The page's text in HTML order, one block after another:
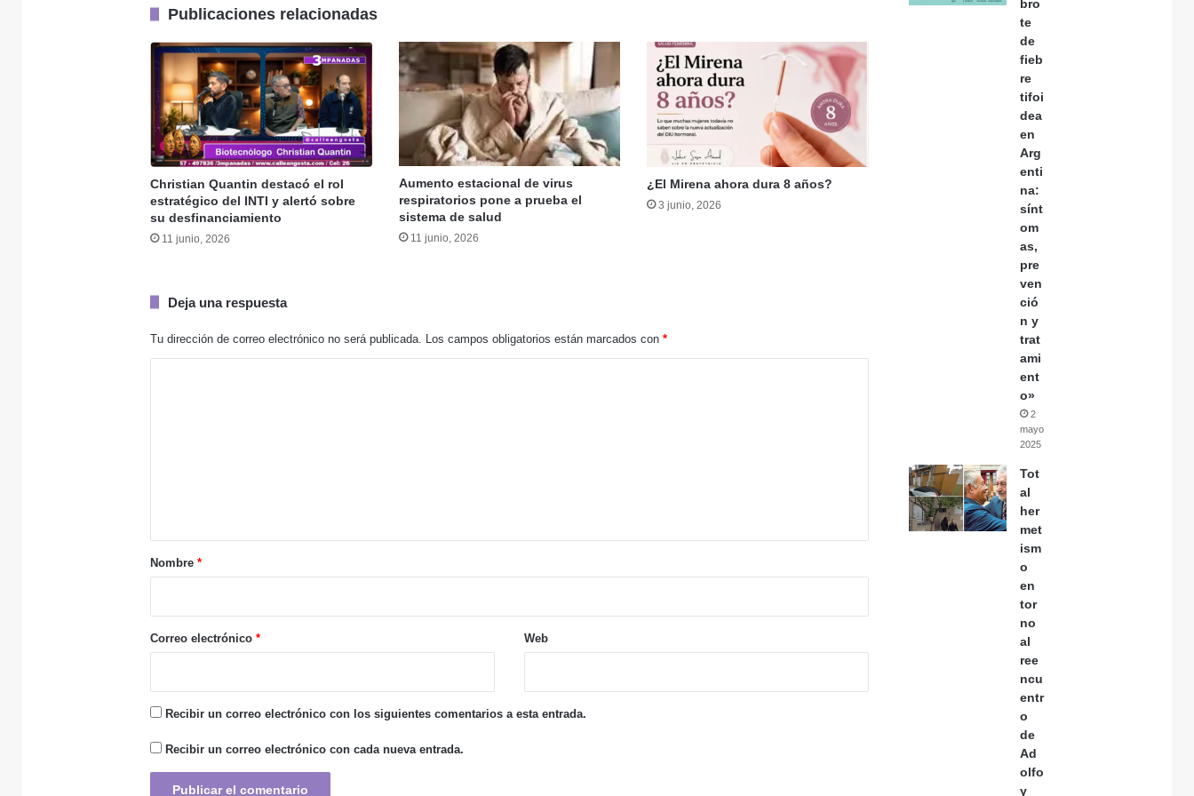
7 julio, 2026
Se vienen las vacaciones: lo que tenés que saber
3 julio, 2026
Extracción de áridos en el Río Quinto: denuncias y polémica
1 julio, 2026
«Un día de junio de 1955»: teatro para recordar
Publicaciones relacionadas
Christian Quantin destacó el rol
estratégico del INTI y alertó sobre
su desfinanciamiento
11 junio, 2026
Aumento estacional de virus
respiratorios pone a prueba el
sistema de salud
11 junio, 2026
¿El Mirena ahora dura 8 años?
3 junio, 2026
Deja una respuesta
Tu dirección de correo electrónico no será publicada. Los campos obligatorios están marcados con*
r
*
Nombre*
Correo electrónico* Web
Recibir un correo electrónico con los siguientes comentarios a esta entrada.
Recibir un correo electrónico con cada nueva entrada.
bro
te
de
fieb
re
tifoi
dea
en
Arg
enti
na:
sínt
om
as,
pre
ven
ció
n y
trat
ami
ent
o»
2
mayo,
2025
Tot
al
her
met
ism
o
en
tor
no
al
ree
ncu
entr
o
de
Ad
olfo
y